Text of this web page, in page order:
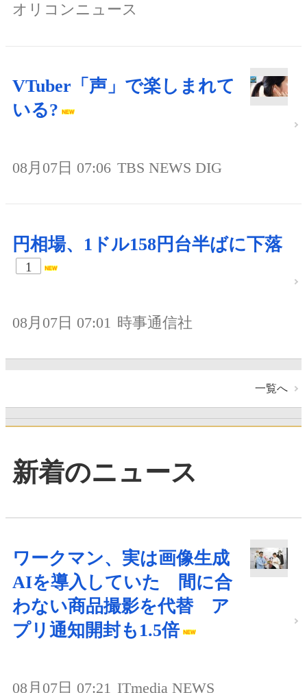
オリコンニュース
VTuber「声」で楽しまれて
いる?
08月07日 07:06 TBS NEWS DIG
円相場、1ドル158円台半ばに下落
1
08月07日 07:01 時事通信社
一覧へ
新着のニュース
ワークマン、実は画像生成
AIを導入していた 間に合
わない商品撮影を代替 ア
プリ通知開封も1.5倍
08月07日 07:21 ITmedia NEWS